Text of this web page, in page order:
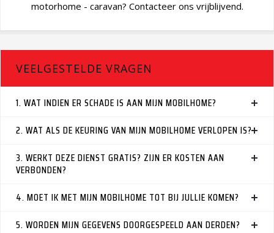
motorhome - caravan? Contacteer ons vrijblijvend.
VEELGESTELDE VRAGEN
1. WAT INDIEN ER SCHADE IS AAN MIJN MOBILHOME?
2. WAT ALS DE KEURING VAN MIJN MOBILHOME VERLOPEN IS?
3. WERKT DEZE DIENST GRATIS? ZIJN ER KOSTEN AAN
VERBONDEN?
4. MOET IK MET MIJN MOBILHOME TOT BIJ JULLIE KOMEN?
5. WORDEN MIJN GEGEVENS DOORGESPEELD AAN DERDEN?